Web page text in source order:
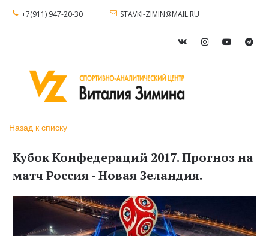
+7(911) 947-20-30 STAVKI-ZIMIN@MAIL.RU
Назад к списку
Кубок Конфедераций 2017. Прогноз на
матч Россия - Новая Зеландия.